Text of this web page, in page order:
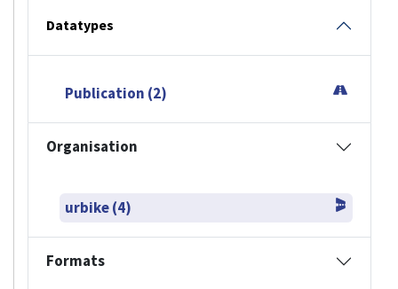
Datatypes
Publication (2)
Organisation
urbike (4)
Formats